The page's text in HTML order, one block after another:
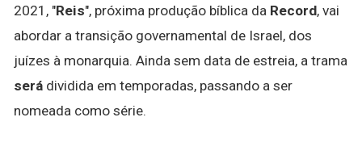
2021, "Reis", próxima produção bíblica da Record, vai
abordar a transição governamental de Israel, dos
juízes à monarquia. Ainda sem data de estreia, a trama
será dividida em temporadas, passando a ser
nomeada como série.